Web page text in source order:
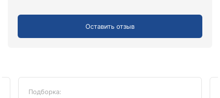
Оставить отзыв
Подборка: